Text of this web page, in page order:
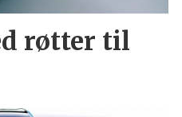
røtter til